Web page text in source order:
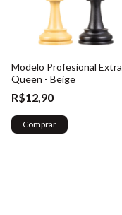
Modelo Profesional Extra
Queen - Beige
R$12,90
Comprar